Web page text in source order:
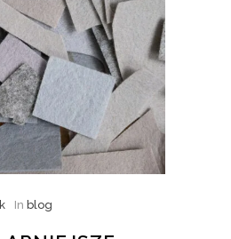
In blog